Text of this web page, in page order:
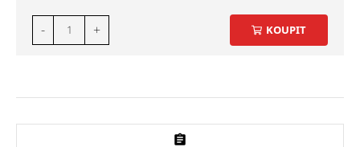
- + KOUPIT